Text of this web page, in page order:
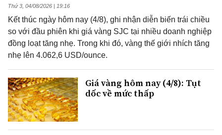
Thứ 3, 04/08/2026 | 19:16
Kết thúc ngày hôm nay (4/8), ghi nhận diễn biến trái chiều
so với đầu phiên khi giá vàng SJC tại nhiều doanh nghiệp
đồng loạt tăng nhẹ. Trong khi đó, vàng thế giới nhích tăng
nhẹ lên 4.062,6 USD/ounce.
Giá vàng hôm nay (4/8): Tụt
dốc về mức thấp